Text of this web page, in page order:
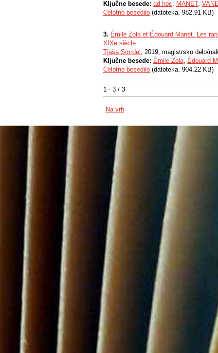
1 - 3 / 3
Ključne besede: ad hoc, MANET,
Celotno besedilo (datoteka, 982,91 KB)
3. Émile Zola et Édouard Manet. Les
XIXe siècle
Tjaša Smrdel , 2019, magistrsko delo/
Ključne besede: Émile Zola, Édouard
Celotno besedilo (datoteka, 904,22 KB)
Na vrh